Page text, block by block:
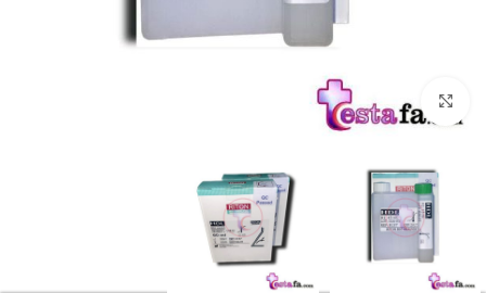
بزرگنمایی تصویر